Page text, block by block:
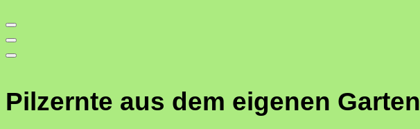
Pilzernte aus dem eigenen Garten